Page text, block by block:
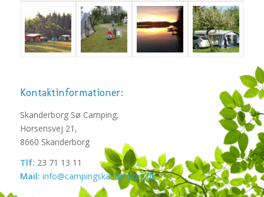
Kontaktinformationer:
Skanderborg Sø Camping,
Horsensvej 21,
8660 Skanderborg
Tlf: 23 71 13 11
Mail: info@campingskanderborg.dk